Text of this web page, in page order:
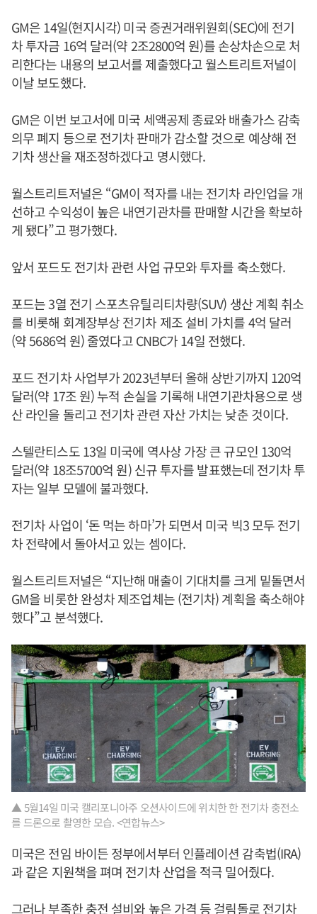
GM은 14일(현지시각) 미국 증권거래위원회(SEC)에 전기
차 투자금 16억 달러(약 2조2800억 원)를 손상차손으로 처
리한다는 내용의 보고서를 제출했다고 월스트리트저널이
이날 보도했다.
GM은 이번 보고서에 미국 세액공제 종료와 배출가스 감축
의무 폐지 등으로 전기차 판매가 감소할 것으로 예상해 전
기차 생산을 재조정하겠다고 명시했다.
월스트리트저널은 “GM이 적자를 내는 전기차 라인업을 개
선하고 수익성이 높은 내연기관차를 판매할 시간을 확보하
게 됐다”고 평가했다.
앞서 포드도 전기차 관련 사업 규모와 투자를 축소했다.
포드는 3열 전기 스포츠유틸리티차량(SUV) 생산 계획 취소
를 비롯해 회계장부상 전기차 제조 설비 가치를 4억 달러
(약 5686억 원) 줄였다고 CNBC가 14일 전했다.
포드 전기차 사업부가 2023년부터 올해 상반기까지 120억
달러(약 17조 원) 누적 손실을 기록해 내연기관차용으로 생
산 라인을 돌리고 전기차 관련 자산 가치는 낮춘 것이다.
스텔란티스도 13일 미국에 역사상 가장 큰 규모인 130억
달러(약 18조5700억 원) 신규 투자를 발표했는데 전기차 투
자는 일부 모델에 불과했다.
전기차 사업이 ‘돈 먹는 하마’가 되면서 미국 빅3 모두 전기
차 전략에서 돌아서고 있는 셈이다.
월스트리트저널은 “지난해 매출이 기대치를 크게 밑돌면서
GM을 비롯한 완성차 제조업체는 (전기차) 계획을 축소해야
했다”고 분석했다.
▲ 5월14일 미국 캘리포니아주 오션사이드에 위치한 한 전기차 충전소
를 드론으로 촬영한 모습. <연합뉴스>
미국은 전임 바이든 정부에서부터 인플레이션 감축법(IRA)
과 같은 지원책을 펴며 전기차 산업을 적극 밀어줬다.
그러나 부족한 충전 설비와 높은 가격 등 걸림돌로 전기차